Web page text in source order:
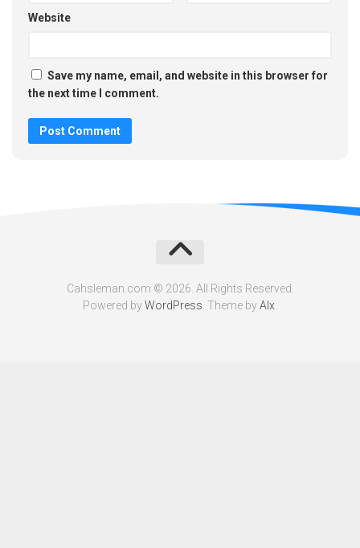
Website
Save my name, email, and website in this browser for
the next time I comment.
Cahsleman.com © 2026. All Rights Reserved.
Powered byWordPress . Theme byAlx